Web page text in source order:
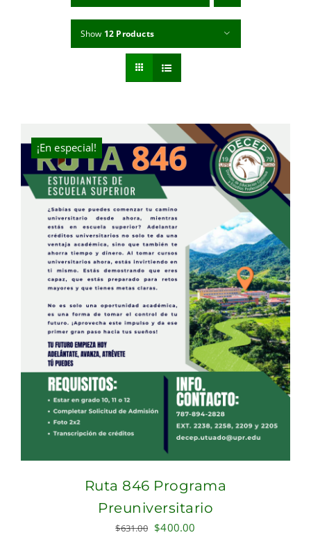
Show 12 Products
¡En especial!
Ruta 846 Programa
Preuniversitario
$631.00 Original
$400.00